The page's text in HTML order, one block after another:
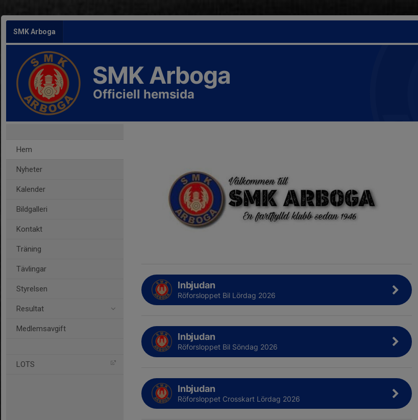
SMK Arboga
SMK Arboga
Officiell hemsida
Hem
Nyheter
Kalender
Bildgalleri
Kontakt
Träning
Tävlingar
Styrelsen
Resultat
Medlemsavgift
LOTS
Inbjudan
Röforsloppet Bil Lördag 2026
Inbjudan
Röforsloppet Bil Söndag 2026
Inbjudan
Röforsloppet Crosskart Lördag 2026